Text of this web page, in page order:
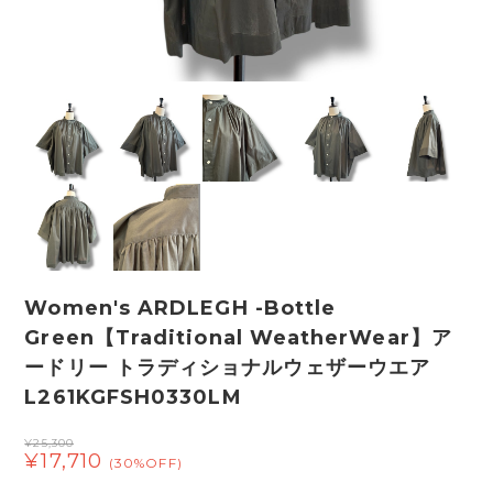
Women's ARDLEGH -Bottle
Green【Traditional WeatherWear】ア
ードリー トラディショナルウェザーウエア
L261KGFSH0330LM
¥25,300
¥17,710 (30%OFF)